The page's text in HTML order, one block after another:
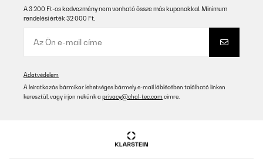
A 3 200 Ft-os kedvezmény nem vonható össze más kuponokkal. Minimum
rendelési érték 32 000 Ft.
Adatvédelem
A leiratkozás bármikor lehetséges bármely e-mail láblécében található linken
keresztül, vagy írjon nekünk a privacy@chal-tec.com címre.